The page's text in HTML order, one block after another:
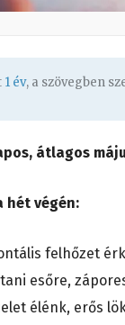
1 év, a szövegben
átlagos
hét végén:
felhőzet
esőre,
élénk, erős